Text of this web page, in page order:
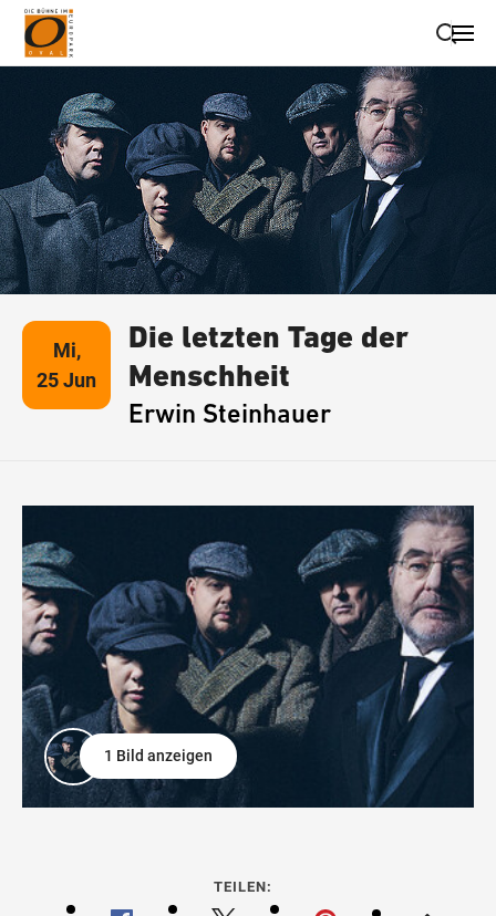
Suche schließen
Wegbeschreibung erhalten
Mi,
25 Jun
Die letzten Tage der
Menschheit
Erwin Steinhauer
1 Bild anzeigen
TEILEN: